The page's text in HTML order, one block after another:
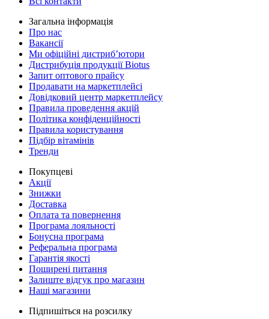
Загальна інформація
Про нас
Вакансії
Ми офіційні дистриб’ютори
Дистрибуція продукції Biotus
Запит оптового прайсу
Продавати на маркетплейсі
Довідковий центр маркетплейсу
Правила проведення акцій
Політика конфіденційності
Правила користування
Підбір вітамінів
Тренди
Покупцеві
Акції
Знижки
Доставка
Оплата та повернення
Програма лояльності
Бонусна програма
Реферальна програма
Гарантія якості
Поширені питання
Залиште відгук про магазин
Наші магазини
Підпишіться на розсилку